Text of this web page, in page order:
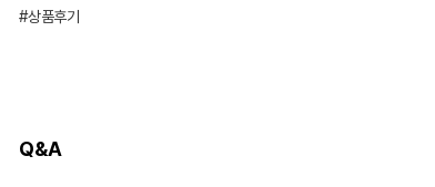
#상품후기
Q&A